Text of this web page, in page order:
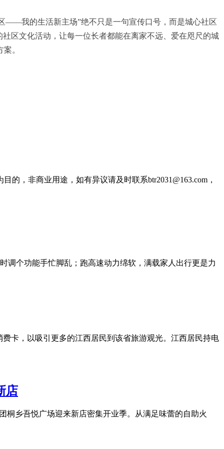
——我的生活新主场”绝不只是一句宣传口号，而是城心社区
区文化活动，让每一位长者都能在离家不远、爱在咫尺的城
。
，非商业用途，如有异议请及时联系btr2031@163.com，
调个功能手忙脚乱；跑高速动力绵软，满载家人出行更是力
卡，以吸引更多的江西居民到该省旅游观光。江西居民持电
店
桐乡吾悦广场迎来新店密集开业季。从满足味蕾的自助火